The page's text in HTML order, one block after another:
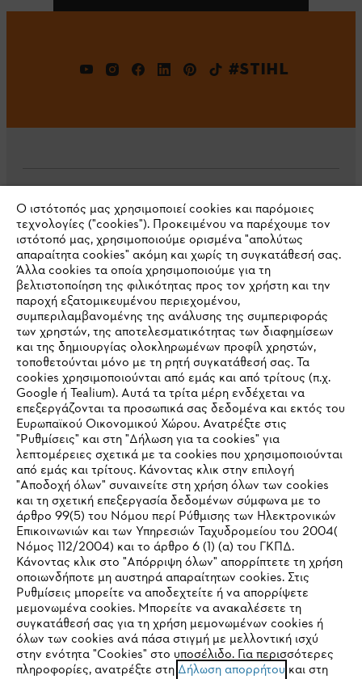
#STIHL
Εταιρεία
STIHL Συχνές ερωτήσεις
Service
Πολιτική απορρήτου Νομικό κείμενο Cookies
Νομικές πληροφορίες
ANDREAS STIHL ΜΟΝΟΠΡΟΣΩΠΗ Α.Ε.
ΥΠΟΚΑΤΑΣΤΗΜΑ ΚΥΠΡΟΥ
ΑΓ. ΑΝΔΡΕΟΥ 51 ΠΑΛΛΟΥΡΙΩΤΙΣΣΑ
1041 ΛΕΥΚΩΣΙΑ
ΚΥΠΡΟΣ
IHR BROWSER WIRD NICHT
UNTERSTÜTZT
Sie nutzen einen Browser, den wir noch nicht unterstützen. Für
eine optimale Nutzung unserer Seite empfehlen wir Ihnen, zu
einem der folgenden Browser zu wechseln:
Ο ιστότοπός μας χρησιμοποιεί cookies και παρόμοιες
τεχνολογίες ("cookies"). Προκειμένου να παρέχουμε τον
ιστότοπό μας, χρησιμοποιούμε ορισμένα "απολύτως
απαραίτητα cookies" ακόμη και χωρίς τη συγκατάθεσή σας.
Άλλα cookies τα οποία χρησιμοποιούμε για τη
βελτιστοποίηση της φιλικότητας προς τον χρήστη και την
παροχή εξατομικευμένου περιεχομένου,
συμπεριλαμβανομένης της ανάλυσης της συμπεριφοράς
των χρηστών, της αποτελεσματικότητας των διαφημίσεων
και της δημιουργίας ολοκληρωμένων προφίλ χρηστών,
τοποθετούνται μόνο με τη ρητή συγκατάθεσή σας. Τα
cookies χρησιμοποιούνται από εμάς και από τρίτους (π.χ.
Google ή Tealium). Αυτά τα τρίτα μέρη ενδέχεται να
επεξεργάζονται τα προσωπικά σας δεδομένα και εκτός του
Ευρωπαϊκού Οικονομικού Χώρου. Ανατρέξτε στις
"Ρυθμίσεις" και στη "Δήλωση για τα cookies" για
λεπτομέρειες σχετικά με τα cookies που χρησιμοποιούνται
από εμάς και τρίτους. Κάνοντας κλικ στην επιλογή
"Αποδοχή όλων" συναινείτε στη χρήση όλων των cookies
και τη σχετική επεξεργασία δεδομένων σύμφωνα με το
άρθρο 99(5) του Νόμου περί Ρύθμισης των Ηλεκτρονικών
Επικοινωνιών και των Υπηρεσιών Ταχυδρομείου του 2004(
Νόμος 112/2004) και το άρθρο 6 (1) (α) του ΓΚΠΔ.
Κάνοντας κλικ στο "Απόρριψη όλων" απορρίπτετε τη χρήση
οποιωνδήποτε μη αυστηρά απαραίτητων cookies. Στις
Ρυθμίσεις μπορείτε να αποδεχτείτε ή να απορρίψετε
μεμονωμένα cookies. Μπορείτε να ανακαλέσετε τη
συγκατάθεσή σας για τη χρήση μεμονωμένων cookies ή
όλων των cookies ανά πάσα στιγμή με μελλοντική ισχύ
στην ενότητα "Cookies" στο υποσέλιδο. Για περισσότερες
πληροφορίες, ανατρέξτε στηΔήλωση απορρήτου και στη